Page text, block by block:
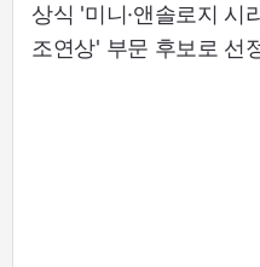
상식 '미니·앤솔로지 시
조연상' 부문 후보로 선